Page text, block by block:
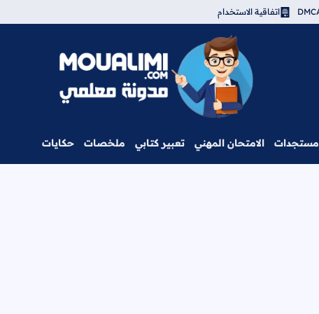
اتفاقية الاستخدام
مدونة معلمي
مستجدات الامتحان المهني تعبير كتابي ملخصات حكايات